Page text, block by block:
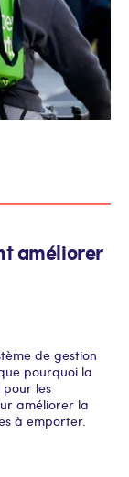
améliorer
de gestion
pourquoi la
pour les
améliorer la
à emporter.